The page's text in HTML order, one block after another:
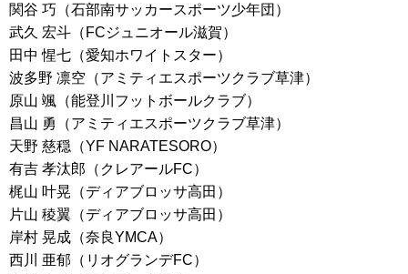
関谷 巧（石部南サッカースポーツ少年団）
武久 宏斗（FCジュニオール滋賀）
田中 惺七（愛知ホワイトスター）
波多野 凛空（アミティエスポーツクラブ草津）
原山 颯（能登川フットボールクラブ）
昌山 勇（アミティエスポーツクラブ草津）
天野 慈穏（YF NARATESORO）
有吉 孝汰郎（クレアールFC）
梶山 叶晃（ディアブロッサ高田）
片山 稜翼（ディアブロッサ高田）
岸村 晃成（奈良YMCA）
西川 亜郁（リオグランデFC）